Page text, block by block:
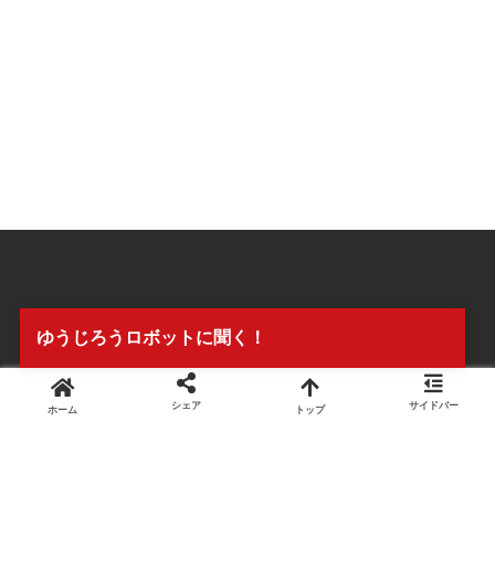
ホーム シェア トップ サイドバー
ゆうじろうロボットに聞く！